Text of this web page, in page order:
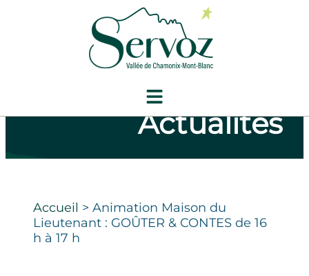
Actualités
Accueil > Animation Maison du
Lieutenant : GOÛTER & CONTES de 16
h à 17 h